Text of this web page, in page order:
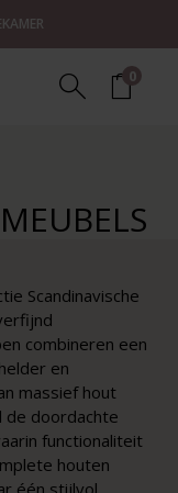
0
Scandinavische
combineren een
en
massief hout
doordachte
functionaliteit
houten
één stijlvol